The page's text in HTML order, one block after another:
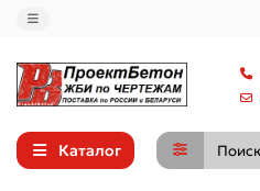
Каталог